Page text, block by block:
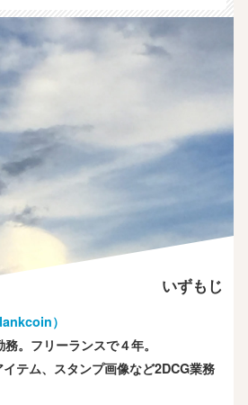
いずもじ
）
。フリーランスで４年。
テム、スタンプ画像など2DCG業務